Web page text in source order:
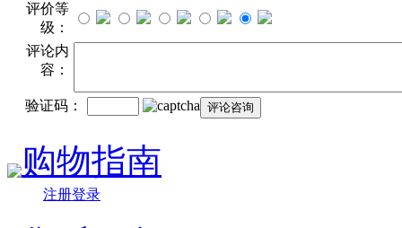
评价等
级：
评论内
容：
验证码：
购物指南
注册登录